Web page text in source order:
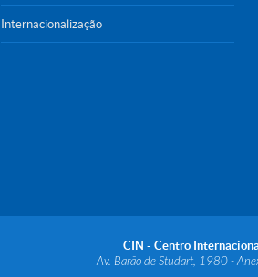
Internacionalização
CIN - Centro
Av. Barão de Studart, 1980 -